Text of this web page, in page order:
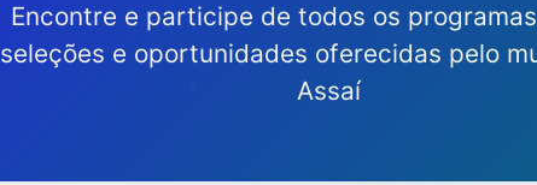
Encontre e participe de todos os
seleções e oportunidades oferecidas pelo
Assaí